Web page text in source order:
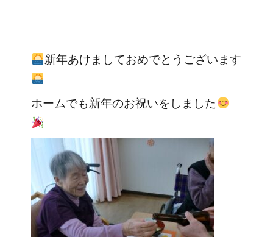
新年あけましておめでとうございます
ホームでも新年のお祝いをしました